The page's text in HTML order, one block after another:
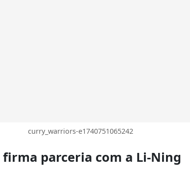
curry_warriors-e1740751065242
firma parceria com a Li-Ning